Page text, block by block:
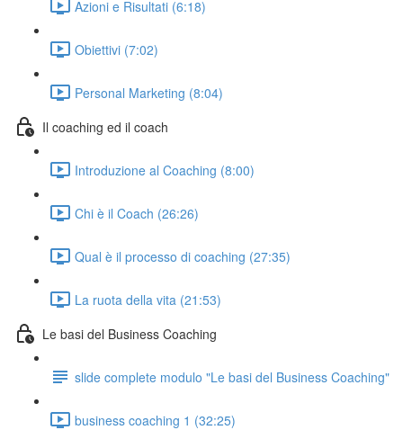
Azioni e Risultati (6:18)
Obiettivi (7:02)
Personal Marketing (8:04)
Il coaching ed il coach
Introduzione al Coaching (8:00)
Chi è il Coach (26:26)
Qual è il processo di coaching (27:35)
La ruota della vita (21:53)
Le basi del Business Coaching
slide complete modulo "Le basi del Business Coaching"
business coaching 1 (32:25)